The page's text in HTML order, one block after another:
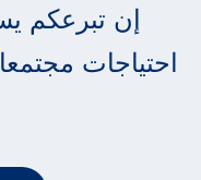
إن تبرعكم
احتياجات